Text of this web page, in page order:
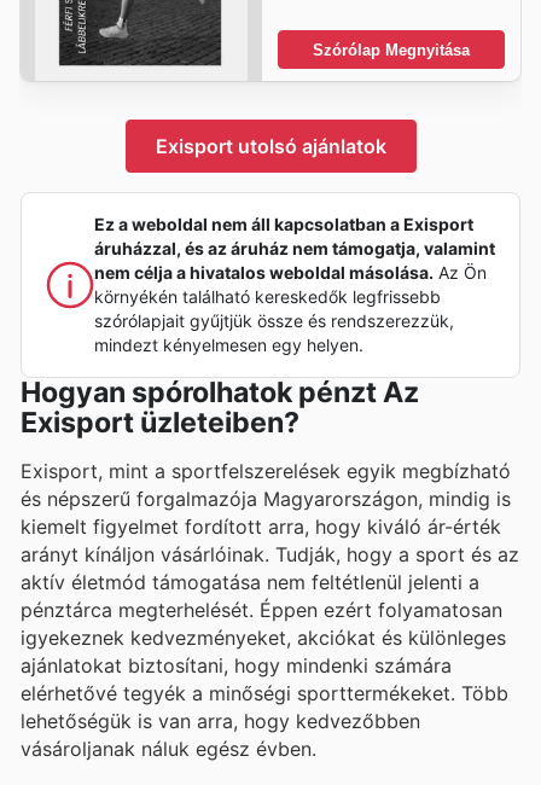
Szórólap Megnyitása
Exisport utolsó ajánlatok
Ez a weboldal nem áll kapcsolatban a Exisport
áruházzal, és az áruház nem támogatja, valamint
nem célja a hivatalos weboldal másolása. Az Ön
környékén található kereskedők legfrissebb
szórólapjait gyűjtjük össze és rendszerezzük,
mindezt kényelmesen egy helyen.
Hogyan spórolhatok pénzt Az
Exisport üzleteiben?
Exisport, mint a sportfelszerelések egyik megbízható
és népszerű forgalmazója Magyarországon, mindig is
kiemelt figyelmet fordított arra, hogy kiváló ár-érték
arányt kínáljon vásárlóinak. Tudják, hogy a sport és az
aktív életmód támogatása nem feltétlenül jelenti a
pénztárca megterhelését. Éppen ezért folyamatosan
igyekeznek kedvezményeket, akciókat és különleges
ajánlatokat biztosítani, hogy mindenki számára
elérhetővé tegyék a minőségi sporttermékeket. Több
lehetőségük is van arra, hogy kedvezőbben
vásároljanak náluk egész évben.